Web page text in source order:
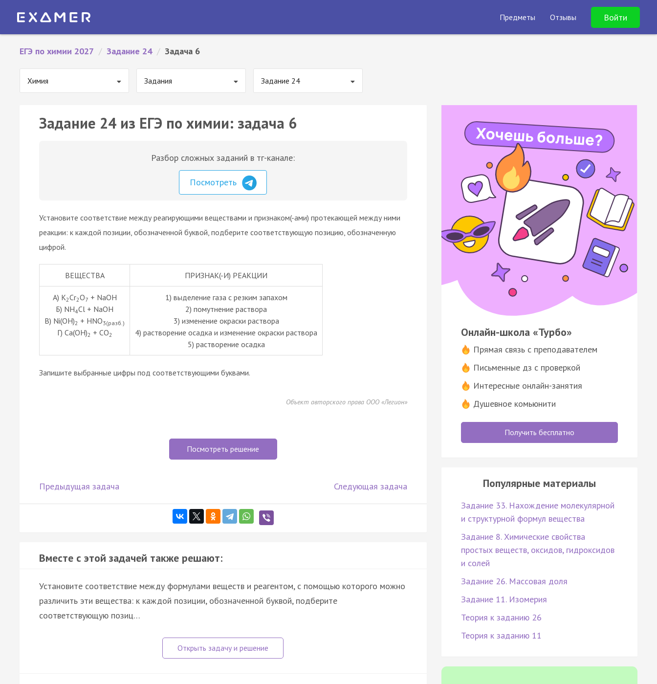
Предметы Отзывы Войти
ЕГЭ по химии 2027 / Задание 24 / Задача 6
Химия Задания Задание 24
Задание 24 из ЕГЭ по химии: задача 6
Разбор сложных заданий в тг-канале:
Посмотреть
Установите соответствие между реагирующими веществами и признаком(-ами) протекающей между ними
реакции: к каждой позиции, обозначенной буквой, подберите соответствующую позицию, обозначенную
цифрой.
ВЕЩЕСТВА ПРИЗНАК(-И) РЕАКЦИИ
А) K2Cr2O7 + NaOH
Б) NH4Cl + NaOH
В) Ni(OH)2 + HNO3(разб.)
Г) Ca(OH)2 + CO2
1) выделение газа с резким запахом
2) помутнение раствора
3) изменение окраски раствора
4) растворение осадка и изменение окраски раствора
5) растворение осадка
Запишите выбранные цифры под соответствующими буквами.
Объект авторского права ООО «Легион»
Посмотреть решение
Предыдущая задача Следующая задача
Вместе с этой задачей также решают:
Установите соответствие между формулами веществ и реагентом, с помощью которого можно
различить эти вещества: к каждой позиции, обозначенной буквой, подберите
соответствующую позиц…
Онлайн-школа «Турбо»
Прямая связь с преподавателем
Письменные дз с проверкой
Интересные онлайн-занятия
Душевное комьюнити
Получить бесплатно
Популярные материалы
Задание 33. Нахождение молекулярной
и структурной формул вещества
Задание 8. Химические свойства
простых веществ, оксидов, гидроксидов
и солей
Задание 26. Массовая доля
Задание 11. Изомерия
Теория к заданию 26
Теория к заданию 11